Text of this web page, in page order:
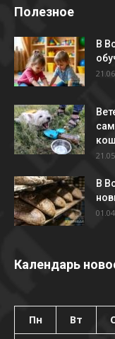
Полезное
В
В
Календарь
Пн Вт